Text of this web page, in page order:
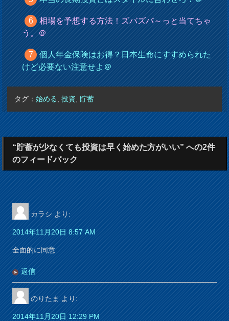
相場を予想する方法！ズバズバ～っと当てちゃ
う。＠
個人年金保険はお得？日本生命にすすめられた
けど必要ない注意せよ＠
タグ：始める ,投資 貯蓄
“貯蓄が少なくても投資は早く始めた方がいい” への2件
のフィードバック
カラシ より:
2014年11月20日 8:57 AM
全面的に同意
返信
のりたま より:
2014年11月20日 12:29 PM